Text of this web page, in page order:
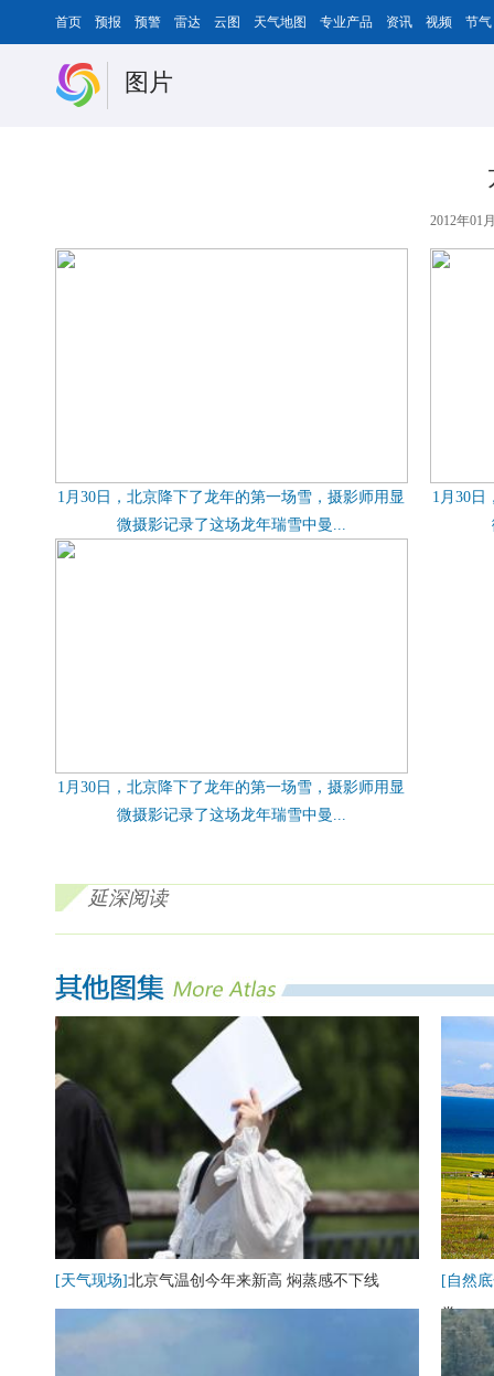
首页 预报 预警 雷达 云图 天气地图 专业产品 资讯 视频 节气
图片
2012年01
1月30日，北京降下了龙年的第一场雪，摄影师用显
微摄影记录了这场龙年瑞雪中曼...
1月30日
1月30日，北京降下了龙年的第一场雪，摄影师用显
微摄影记录了这场龙年瑞雪中曼...
延深阅读
[天气现场]北京气温创今年来新高 焖蒸感不下线
[自然
卷